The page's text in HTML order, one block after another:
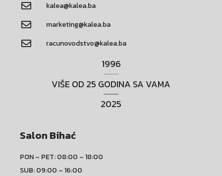
kalea@kalea.ba
marketing@kalea.ba
racunovodstvo@kalea.ba
1996
VIŠE OD 25 GODINA SA VAMA
2025
Salon Bihać
PON – PET: 08:00 – 18:00
SUB: 09:00 – 16:00